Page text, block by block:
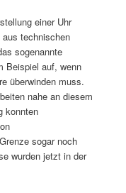
einer Uhr
technischen
sogenannte
Beispiel auf, wenn
überwinden muss.
nahe an diesem
konnten
sogar noch
wurden jetzt in der